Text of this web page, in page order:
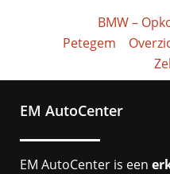
BMW –
Petegem
EM AutoCenter
EM AutoCenter is een